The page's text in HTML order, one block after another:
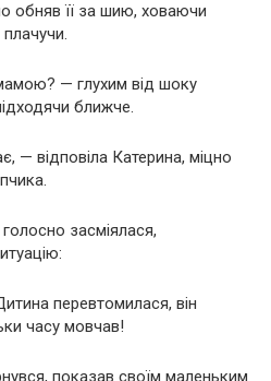
обняв її за шию, ховаючи
плачучи.
— глухим від шоку
ближче.
— відповіла Катерина, міцно
засміялася,
перевтомилася, він
часу мовчав!
показав своїм маленьким